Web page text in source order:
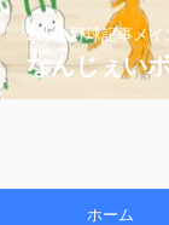
2chの野球記事メイ
なんじぇい
ホーム